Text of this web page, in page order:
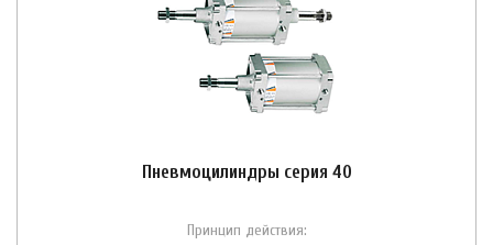
Пневмоцилиндры серия 40
Принцип действия: